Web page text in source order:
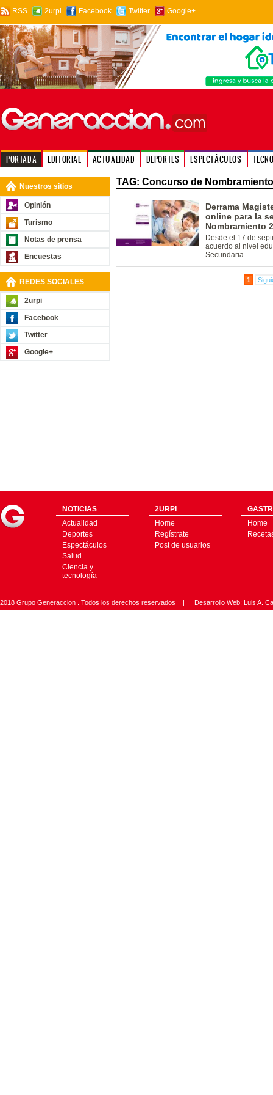
RSS 2urpi Facebook Twitter Google+
PORTADA EDITORIAL ACTUALIDAD DEPORTES ESPECTÁCULOS
Nuestros sitios
Opinión
Turismo
Notas de prensa
Encuestas
REDES SOCIALES
2urpi
Facebook
Twitter
Google+
TAG: Concurso de
Derrama
online para la
Nombramiento
Desde el 17 de
acuerdo al nivel
Secundaria.
1
NOTICIAS
Actualidad
Deportes
Espectáculos
Salud
Ciencia y
tecnología
2URPI
Home
Regístrate
Post de usuarios
Home
2018 Grupo Generaccion . Todos los derechos reservados | Desarrollo Web: Luis